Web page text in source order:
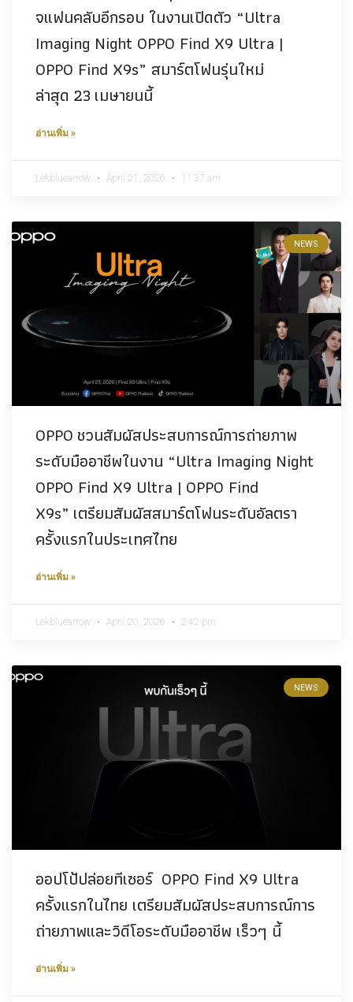
จแฟนคลับอีกรอบ ในงานเปิดตัว “Ultra
Imaging Night OPPO Find X9 Ultra |
OPPO Find X9s” สมาร์ตโฟนรุ่นใหม่
ล่าสุด 23 เมษายนนี้
อ่านเพิ่ม »
Lekbluearrow April 21, 2026 11:37 am
NEWS
OPPO ชวนสัมผัสประสบการณ์การถ่ายภาพ
ระดับมืออาชีพในงาน “Ultra Imaging Night
OPPO Find X9 Ultra | OPPO Find
X9s” เตรียมสัมผัสสมาร์ตโฟนระดับอัลตรา
ครั้งแรกในประเทศไทย
อ่านเพิ่ม »
Lekbluearrow April 20, 2026 2:42 pm
NEWS
ออปโป้ปล่อยทีเซอร์ OPPO Find X9 Ultra
ครั้งแรกในไทย เตรียมสัมผัสประสบการณ์การ
ถ่ายภาพและวิดีโอระดับมืออาชีพ เร็วๆ นี้
อ่านเพิ่ม »